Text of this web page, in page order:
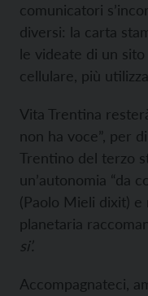
comunicatori
diversi: la carta
le videate di un
cellulare, più
Vita Trentina
non ha voce”, per
Trentino del terzo
un’autonomia “da
(Paolo Mieli dixit) e
planetaria
si’.
Accompagnateci,